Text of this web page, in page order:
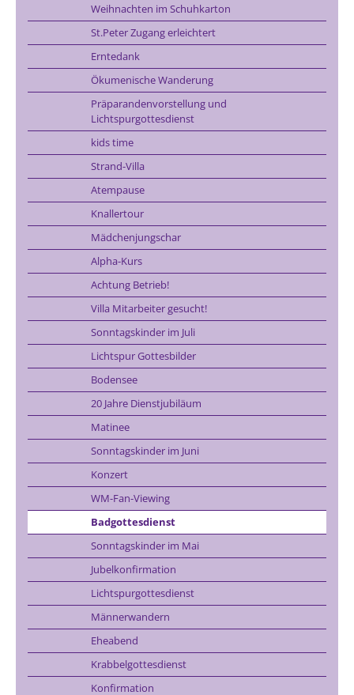
Weihnachten im Schuhkarton
St.Peter Zugang erleichtert
Erntedank
Ökumenische Wanderung
Präparandenvorstellung und
Lichtspurgottesdienst
kids time
Strand-Villa
Atempause
Knallertour
Mädchenjungschar
Alpha-Kurs
Achtung Betrieb!
Villa Mitarbeiter gesucht!
Sonntagskinder im Juli
Lichtspur Gottesbilder
Bodensee
20 Jahre Dienstjubiläum
Matinee
Sonntagskinder im Juni
Konzert
WM-Fan-Viewing
Badgottesdienst
Sonntagskinder im Mai
Jubelkonfirmation
Lichtspurgottesdienst
Männerwandern
Eheabend
Krabbelgottesdienst
Konfirmation